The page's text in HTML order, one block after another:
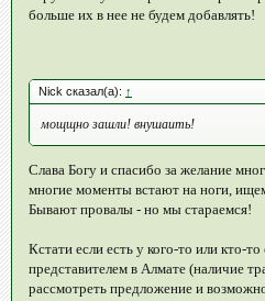
больше их в нее не будем добавлять!
Nick сказал(а): ↑
мощщно зашли! внушаить!
Слава Богу и спасибо за желание
многие моменты встают на ноги,
Бывают провалы - но мы стараемся!
Кстати если есть у кого-то или кто-
представителем в Алмате (наличие
рассмотреть предложение и